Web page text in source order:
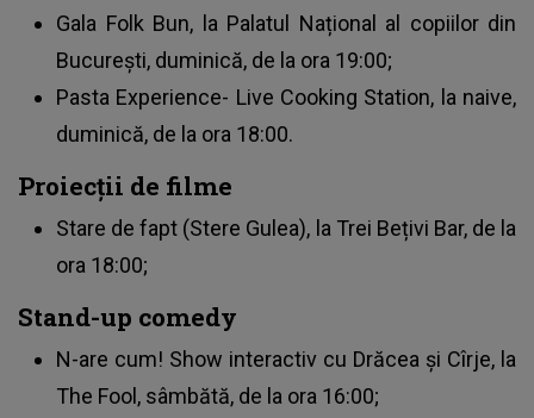
Gala Folk Bun, la Palatul Național al copiilor din
București, duminică, de la ora 19:00;
Pasta Experience- Live Cooking Station, la naive,
duminică, de la ora 18:00.
Proiecții de filme
Stare de fapt (Stere Gulea), la Trei Bețivi Bar, de la
ora 18:00;
Stand-up comedy
N-are cum! Show interactiv cu Drăcea și Cîrje, la
The Fool, sâmbătă, de la ora 16:00;